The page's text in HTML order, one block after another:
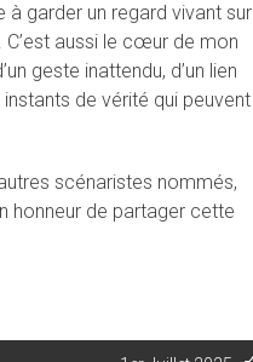
garder un regard vivant sur
C’est aussi le cœur de mon
geste inattendu, d’un lien
de vérité qui peuvent
scénaristes nommés,
honneur de partager cette